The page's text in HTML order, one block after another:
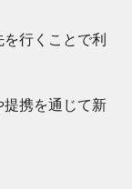
行くことで利
携を通じて新